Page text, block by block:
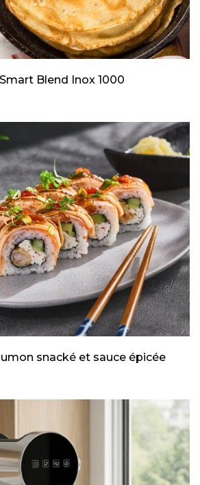
Blend Inox 1000
snacké et sauce épicée